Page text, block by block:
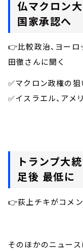
仏マクロン
国家承認へ
👉比較政治、ヨーロ
田徹さんに聞く
✅マクロン政権の狙
✅イスラエル、アメ
トランプ大
足後 最低に
👉荻上チキがコメ
そのほかのニュース